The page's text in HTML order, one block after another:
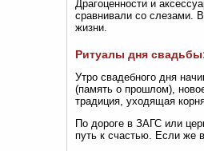
Драгоценности и
сравнивали со слезами.
жизни.
Ритуалы дня
Утро свадебного дня
(память о прошлом),
традиция, уходящая
По дороге в ЗАГС или
путь к счастью. Если же